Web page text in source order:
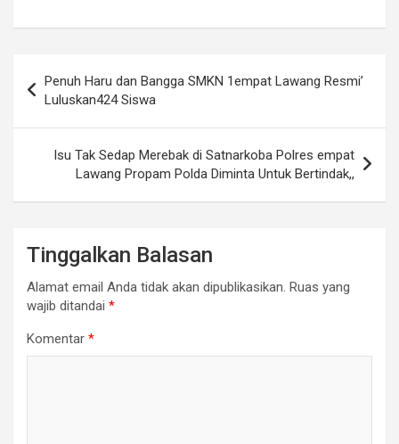
pos
Penuh Haru dan Bangga SMKN 1empat Lawang Resmi’
Luluskan424 Siswa
Isu Tak Sedap Merebak di Satnarkoba Polres empat
Lawang Propam Polda Diminta Untuk Bertindak,,
Tinggalkan Balasan
Alamat email Anda tidak akan dipublikasikan. Ruas yang
wajib ditandai *
Komentar *